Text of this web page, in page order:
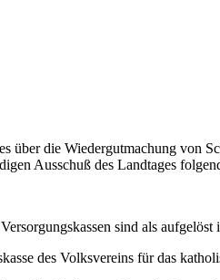
über die Wiedergutmachung von
Ausschuß des Landtages
sind als aufgelöst
des Volksvereins für das